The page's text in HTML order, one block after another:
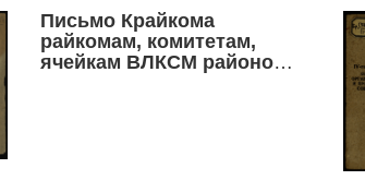
Письмо Крайкома
райкомам, комитетам,
ячейкам ВЛКСМ районов